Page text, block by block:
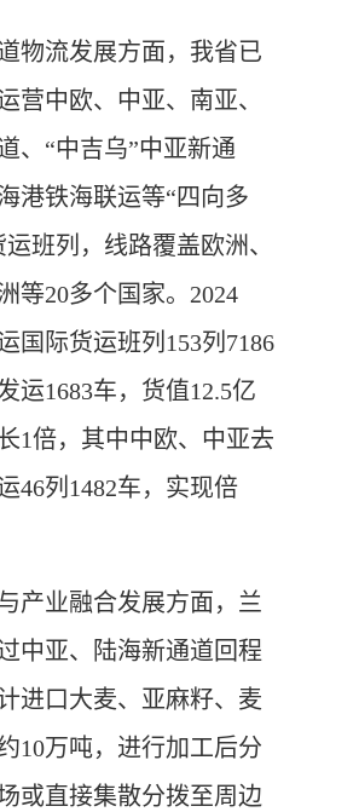
流发展方面，我省已
营中欧、中亚、南亚、
、“中吉乌”中亚新通
港铁海联运等“四向多
班列，线路覆盖欧洲、
等20多个国家。2024
国际货运班列153列7186
运1683车，货值12.5亿
1倍，其中中欧、中亚去
46列1482车，实现倍
业融合发展方面，兰
中亚、陆海新通道回程
进口大麦、亚麻籽、麦
10万吨，进行加工后分
或直接集散分拨至周边